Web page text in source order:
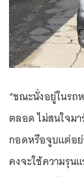
“ขณะนั่งอยู่ในรถ
ตลอด ไม่สนใจม
กอดหรือจูบแต่อ
คงจะใช้ความรุน